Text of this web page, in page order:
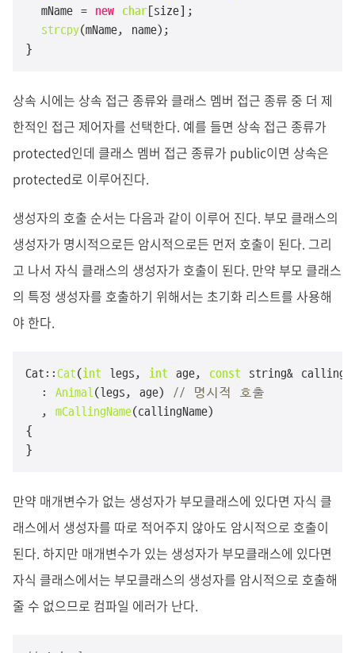
  mName =
new char[size];
strcpy(mName, name);
}
상속 시에는 상속 접근 종류와 클래스 멤버 접근 종류 중 더 제
한적인 접근 제어자를 선택한다. 예를 들면 상속 접근 종류가
protected인데 클래스 멤버 접근 종류가 public이면 상속은
protected로 이루어진다.
생성자의 호출 순서는 다음과 같이 이루어 진다. 부모 클래스의
생성자가 명시적으로든 암시적으로든 먼저 호출이 된다. 그리
고 나서 자식 클래스의 생성자가 호출이 된다. 만약 부모 클래스
의 특정 생성자를 호출하기 위해서는 초기화 리스트를 사용해
야 한다.
Cat::Cat(int legs, int age, const string&
  :
Animal(legs, age) // 명시적 호출
  ,
mCallingName(callingName)
{
}
만약 매개변수가 없는 생성자가 부모클래스에 있다면 자식 클
래스에서 생성자를 따로 적어주지 않아도 암시적으로 호출이
된다. 하지만 매개변수가 있는 생성자가 부모클래스에 있다면
자식 클래스에서는 부모클래스의 생성자를 암시적으로 호출해
줄 수 없으므로 컴파일 에러가 난다.